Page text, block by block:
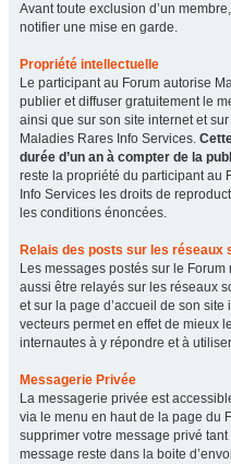
Avant toute exclusion d’un
notifier une mise en garde.
Propriété intellectuelle
Le participant au Forum autorise
publier et diffuser gratuitement le
ainsi que sur son site internet et
Maladies Rares Info Services.
durée d’un an à compter de la
reste la propriété du participant au
Info Services les droits de
les conditions énoncées.
Relais des posts sur les réseaux
Les messages postés sur le
aussi être relayés sur les réseaux
et sur la page d’accueil de son
vecteurs permet en effet de mieux
internautes à y répondre et à
Messagerie Privée
La messagerie privée est
via le menu en haut de la page du
supprimer votre message privé tant
message reste dans la boite